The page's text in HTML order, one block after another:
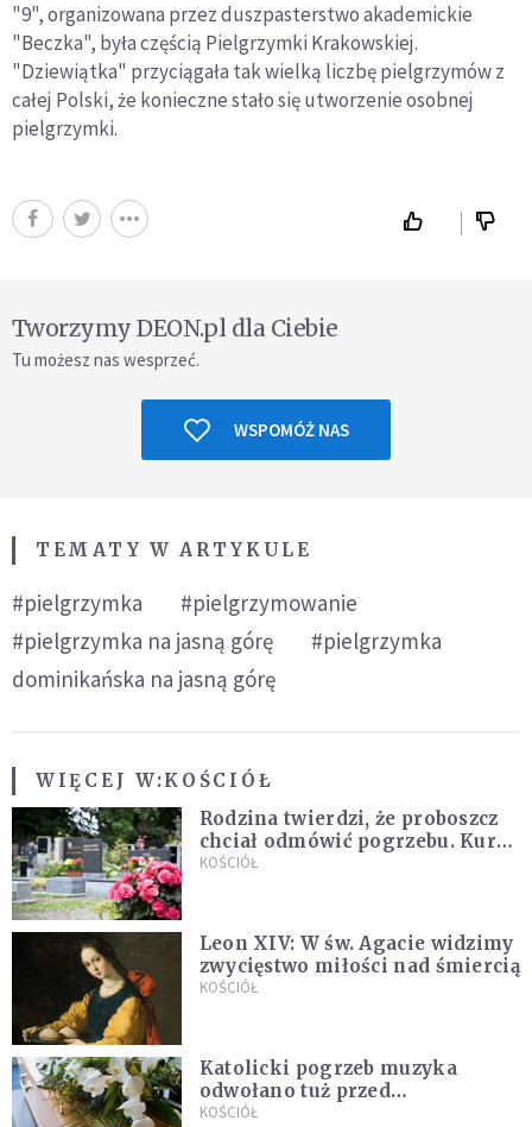
"9", organizowana przez duszpasterstwo akademickie
"Beczka", była częścią Pielgrzymki Krakowskiej.
"Dziewiątka" przyciągała tak wielką liczbę pielgrzymów z
całej Polski, że konieczne stało się utworzenie osobnej
pielgrzymki.
Tworzymy DEON.pl dla Ciebie
Tu możesz nas wesprzeć.
WSPOMÓŻ NAS
TEMATY W ARTYKULE
#pielgrzymka
#pielgrzymowanie
#pielgrzymka na jasną górę
#pielgrzymka
dominikańska na jasną górę
WIĘCEJ W:KOŚCIÓŁ
Rodzina twierdzi, że proboszcz
chciał odmówić pogrzebu. Kuria
zapowiada wyjaśnienia
KOŚCIÓŁ
Leon XIV: W św. Agacie widzimy
zwycięstwo miłości nad śmiercią
KOŚCIÓŁ
Katolicki pogrzeb muzyka
odwołano tuż przed
uroczystością. Powodem była
KOŚCIÓŁ